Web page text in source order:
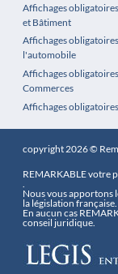
Affichages
et Bâtiment
Affichages
l'automobile
Affichages obligatoires
Commerces
Affichages
copyright 2026 ©
REMARKABLE votre
.
Nous vous apportons
la législation française.
En aucun cas
conseil juridique.